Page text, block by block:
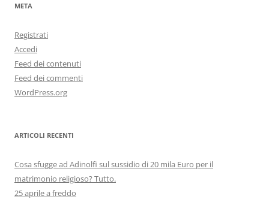
META
Registrati
Accedi
Feed dei contenuti
Feed dei commenti
WordPress.org
ARTICOLI RECENTI
Cosa sfugge ad Adinolfi sul sussidio di 20 mila Euro per il
matrimonio religioso? Tutto.
25 aprile a freddo